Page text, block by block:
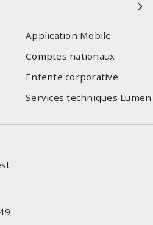
Application Mobile
Comptes nationaux
Entente corporative
Services techniques Lumen